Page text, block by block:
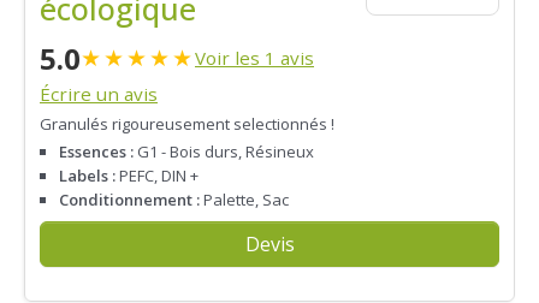
écologique
5.0★★★★★Voir les 1 avis
Écrire un avis
Granulés rigoureusement selectionnés !
Essences : G1 - Bois durs, Résineux
Labels :PEFC, DIN +
Conditionnement :Palette, Sac
Devis